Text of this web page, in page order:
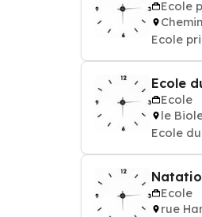
Ecole
Ecole
Ecole
Ecole
le
Ecole
Ecole
rue